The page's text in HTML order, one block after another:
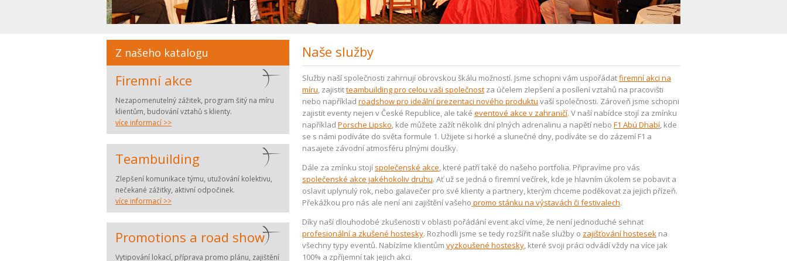
Z našeho katalogu
Firemní akce
Nezapomenutelný zážitek, program šitý na míru
klientům, budování vztahů s klienty.
více informací >>
Teambuilding
Zlepšení komunikace týmu, utužování kolektivu,
nečekané zážitky, aktivní odpočinek.
více informací >>
Promotions a road show
Vytipování lokací, příprava promo plánu, zajištění
Naše služby
Služby naší společnosti zahrnují obrovskou škálu možností. Jsme schopni vám uspořádatfiremní akci na
míru, zajistitteambuilding pro celou vaši společnost za účelem zlepšení a posílení vztahů na pracovišti
nebo například roadshow pro ideální prezentaci nového produktu vaší společnosti. Zároveň jsme schopni
zajistit eventy nejen v České Republice, ale také eventové akce v zahraničí. V naší nabídce stojí za zmínku
například Porsche Lipsko, kde můžete zažít několik dní plných adrenalinu a napětí nebo F1 Abú Dhabí, kde
se s námi podíváte do světa formule 1. Užijete si horké a slunečné dny, podíváte se do zázemí F1 a
nasajete závodní atmosféru plnými doušky.
Dále za zmínku stojí společenské akce, které patří také do našeho portfolia. Připravíme pro vás
společenské akce jakéhokoliv druhu. Ať už se jedná o firemní večírek, kde je hlavním úkolem se pobavit a
oslavit uplynulý rok, nebo galavečer pro své klienty a partnery, kterým chceme poděkovat za jejich přízeň.
Překážkou pro nás ale není ani zajištění vašeho promo stánku na výstavách či festivalech.
Díky naší dlouhodobé zkušenosti v oblasti pořádání event akcí víme, že není jednoduché sehnat
profesionální a zkušené hostesky. Rozhodli jsme se tedy rozšířit naše služby o zajišťování hostesek na
všechny typy eventů. Nabízíme klientům vyzkoušené hostesky, které svoji práci odvádí vždy na více jak
100% a zpříjemní tak jejich akci.